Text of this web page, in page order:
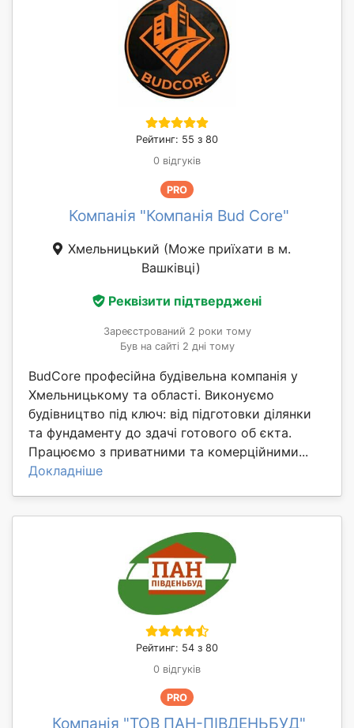
Рейтинг: 55 з 80
0 відгуків
PRO
Компанія "Компанія Bud Core"
Хмельницький (Може приїхати в м.
Вашківці)
Реквізити підтверджені
Зареєстрований 2 роки тому
Був на сайті 2 дні тому
BudCore професійна будівельна компанія у
Хмельницькому та області. Виконуємо
будівництво під ключ: від підготовки ділянки
та фундаменту до здачі готового об єкта.
Працюємо з приватними та комерційними...
Докладніше
Рейтинг: 54 з 80
0 відгуків
PRO
Компанія "ТОВ ПАН-ПІВДЕНЬБУД"